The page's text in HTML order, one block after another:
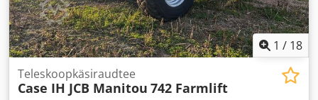
1 / 18
Teleskoopkäsiraudtee
Case IH JCB Manitou 742 Farmlift